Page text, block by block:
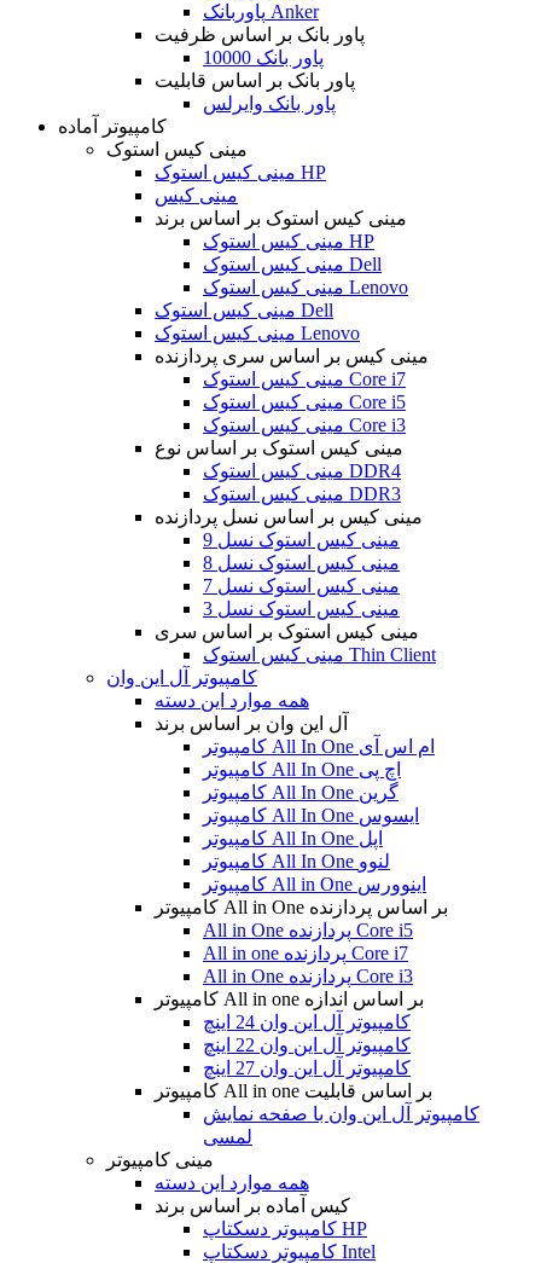
پاوربانک Anker
پاور بانک بر اساس ظرفیت
پاور بانک 10000
پاور بانک بر اساس قابلیت
پاور بانک وایرلس
کامپیوتر آماده
مینی کیس استوک
مینی کیس استوک HP
مینی کیس
مینی کیس استوک بر اساس برند
مینی کیس استوک HP
مینی کیس استوک Dell
مینی کیس استوک Lenovo
مینی کیس استوک Dell
مینی کیس استوک Lenovo
مینی کیس بر اساس سری پردازنده
مینی کیس استوک Core i7
مینی کیس استوک Core i5
مینی کیس استوک Core i3
مینی کیس استوک بر اساس نوع
مینی کیس استوک DDR4
مینی کیس استوک DDR3
مینی کیس بر اساس نسل پردازنده
مینی کیس استوک نسل 9
مینی کیس استوک نسل 8
مینی کیس استوک نسل 7
مینی کیس استوک نسل 3
مینی کیس استوک بر اساس سری
مینی کیس استوک Thin Client
کامپیوتر آل این وان
همه موارد این دسته
آل این وان بر اساس برند
کامپیوتر All In One ام اس آی
کامپیوتر All In One اچ پی
کامپیوتر All In One گرین
کامپیوتر All In One ایسوس
کامپیوتر All In One اپل
کامپیوتر All In One لنوو
کامپیوتر All in One اینوورس
کامپیوتر All in One بر اساس پردازنده
All in One پردازنده Core i5
All in one پردازنده Core i7
All in One پردازنده Core i3
کامپیوتر All in one بر اساس اندازه
کامپیوتر آل این وان 24 اینچ
کامپیوتر آل این وان 22 اینچ
کامپیوتر آل این وان 27 اینچ
کامپیوتر All in one بر اساس قابلیت
کامپیوتر آل این وان با صفحه نمایش
لمسی
مینی کامپیوتر
همه موارد این دسته
کیس آماده بر اساس برند
کامپیوتر دسکتاپ HP
کامپیوتر دسکتاپ Intel